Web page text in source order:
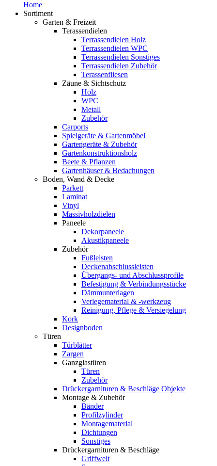
Home
Sortiment
Garten & Freizeit
Terassendielen
Terrassendielen Holz
Terrassendielen WPC
Terrassendielen Sonstiges
Terrassendielen Zubehör
Terassenfliesen
Zäune & Sichtschutz
Holz
WPC
Metall
Zubehör
Carports
Spielgeräte & Gartenmöbel
Gartengeräte & Zubehör
Gartenkonstruktionsholz
Beete & Pflanzen
Gartenhäuser & Bedachungen
Boden, Wand & Decke
Parkett
Laminat
Vinyl
Massivholzdielen
Paneele
Dekorpaneele
Akustikpaneele
Zubehör
Fußleisten
Deckenabschlussleisten
Übergangs- und Abschlussprofile
Befestigung & Verbindungsstücke
Dämmunterlagen
Verlegematerial & -werkzeug
Reinigung, Pflege & Versiegelung
Kork
Designboden
Türen
Türblätter
Zargen
Ganzglastüren
Türen
Zubehör
Drückergarnituren & Beschläge Objekte
Montage & Zubehör
Bänder
Profilzylinder
Montagematerial
Dichtungen
Sonstiges
Drückergarnituren & Beschläge
Griffwelt